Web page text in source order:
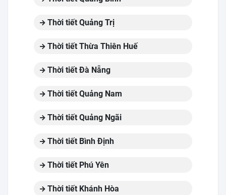
Thời tiết Quảng Trị
Thời tiết Thừa Thiên Huế
Thời tiết Đà Nẵng
Thời tiết Quảng Nam
Thời tiết Quảng Ngãi
Thời tiết Bình Định
Thời tiết Phú Yên
Thời tiết Khánh Hòa